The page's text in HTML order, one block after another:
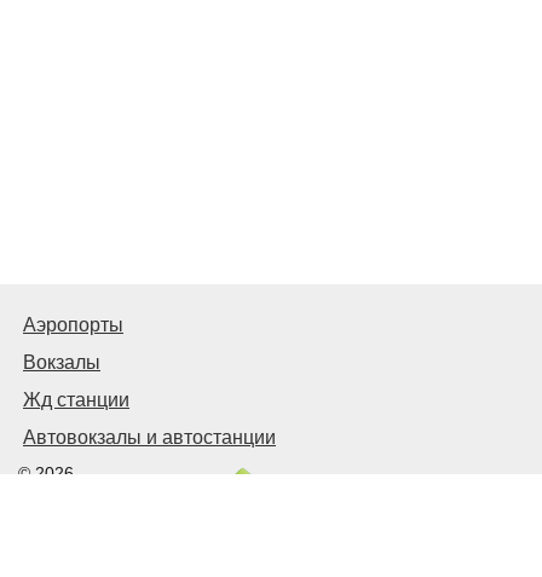
Аэропорты
Вокзалы
Жд станции
Автовокзалы и автостанции
© 2026